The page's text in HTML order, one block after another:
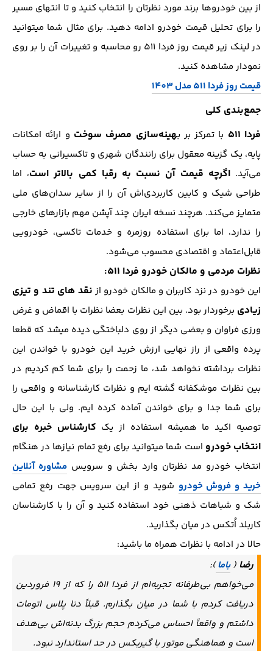
از بین خودروها برند مورد نظرتان را انتخاب کنید و تا انتهای مسیر
را برای تحلیل قیمت خودرو ادامه دهید. برای مثال شما میتوانید
در لینک زیر قیمت روز فردا 511 رو محاسبه و تغییرات آن را بر روی
نمودار مشاهده کنید.
قیمت روز فردا 511 مدل 1403
جمع‌بندی کلی
فردا ۵۱۱
با تمرکز بر بهینه‌سازی مصرف سوخت و ارائه امکانات
پایه، یک گزینه معقول برای رانندگان شهری و تاکسیرانی به حساب
می‌آید.اگرچه قیمت آن نسبت به رقبا کمی بالاتر است، اما
طراحی شیک و کابین کاربردی‌اش آن را از سایر سدان‌های ملی
متمایز می‌کند. هرچند نسخه ایران چند آپشن مهم بازارهای خارجی
را ندارد، اما برای استفاده روزمره و خدمات تاکسی، خودرویی
قابل‌اعتماد و اقتصادی محسوب می‌شود.
نظرات مردمی و مالکان خودرو فردا 511:
این خودرو در نزد کاربران و مالکان خودرو ازنقد های تند و تیزی
زیادی برخوردار بود. بین این نظرات بعضا نظرات با اقماض و غرض
ورزی فراوان و بعضی دیگر از روی دلباختگی دیده میشد که قطعا
پرده واقعی از راز نهایی ارزش خرید این خودرو با خواندن این
نظرات برداشته نخواهد شد، ما زحمت را برای شما کم کردیم در
بین نظرات موشکفانه گشته ایم و نظرات کارشناسانه و واقعی را
برای شما جدا و برای خواندن آماده کرده ایم. ولی با این حال
توصیه اکید ما همیشه استفاده از یک کارشناس خبره برای
انتخاب خودرو است شما میتوانید برای رفع تمام نیازها در هنگام
انتخاب خودرو مد نظرتان وارد بخش و سرویس مشاوره آنلاین
خرید و فروش خودرو شوید و از این سرویس جهت رفع تمامی
شک و شباهات ذهنی خود استفاده کنید و آن را با کارشناسان
کاربلد اُتکس در میان بگذارید.
حالا در ادامه با نظرات همراه ما باشید:
رضا (باما):
می‌خواهم بی‌طرفانه تجربه‌ام از فردا ۵۱۱ را که از ۱۹ فروردین
دریافت کردم با شما در میان بگذارم. قبلاً دنا پلاس اتومات
داشتم و واقعاً احساس می‌کردم حجم بزرگ بدنه‌اش بی‌هدف
است و هماهنگی موتور با گیربکس در حد استاندارد نبود.